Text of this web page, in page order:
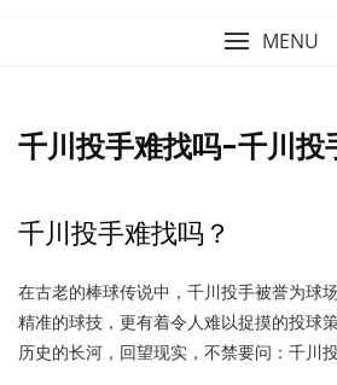
MENU
千川投手难找吗-千川投
千川投手难找吗？
在古老的棒球传说中，千川投手被誉为球
精准的球技，更有着令人难以捉摸的投球
历史的长河，回望现实，不禁要问：千川